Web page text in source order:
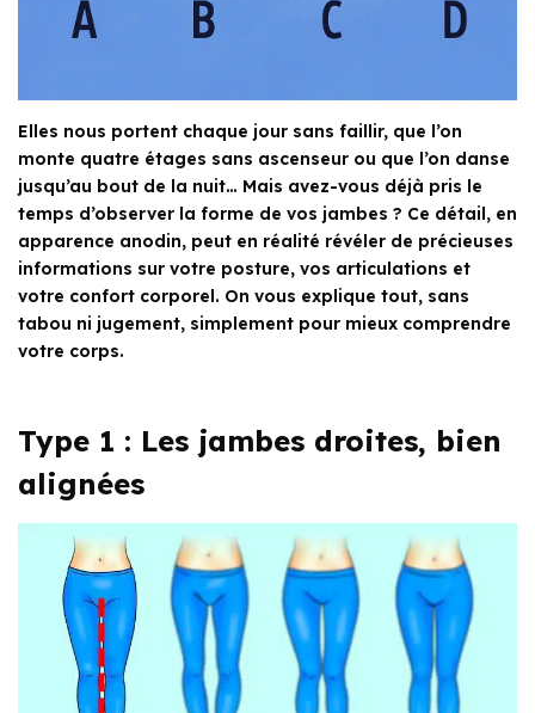
Elles nous portent chaque jour sans faillir, que l’on
monte quatre étages sans ascenseur ou que l’on danse
jusqu’au bout de la nuit… Mais avez-vous déjà pris le
temps d’observer la forme de vos jambes ? Ce détail, en
apparence anodin, peut en réalité révéler de précieuses
informations sur votre posture, vos articulations et
votre confort corporel. On vous explique tout, sans
tabou ni jugement, simplement pour mieux comprendre
votre corps.
Type 1 : Les jambes droites, bien
alignées